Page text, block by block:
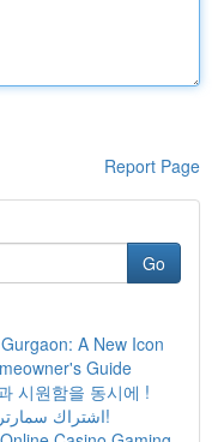
Report Page
Go
A New Icon
Guide
시원함을 동시에 !
اشتراك سمارترز: عالم الترفيه على متناول يدك!